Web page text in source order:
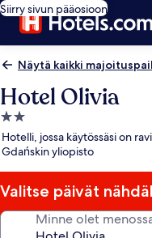
Siirry sivun pääosioon
Näytä kaikki
Hotel Olivia
2.0
tähden
majoituspaikka
Hotelli, jossa käytössäsi on
Gdańskin yliopisto
Valitse päivät
Minne olet